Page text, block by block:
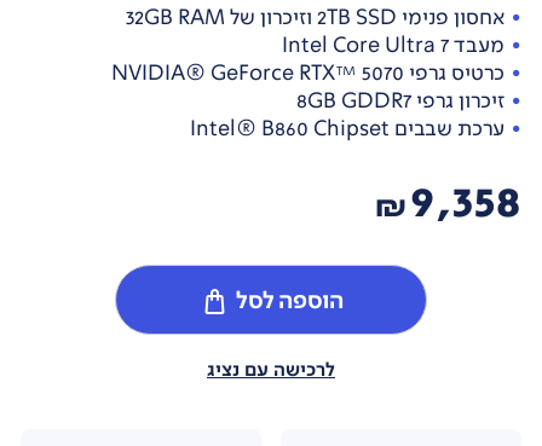
אחסון פנימי 2TB SSD וזיכרון של 32GB RAM
מעבד Intel Core Ultra 7
כרטיס גרפי NVIDIA® GeForce RTX™ 5070
זיכרון גרפי 8GB GDDR7
ערכת שבבים Intel® B860 Chipset
9,358
₪
הוספה לסל
לרכישה עם נציג